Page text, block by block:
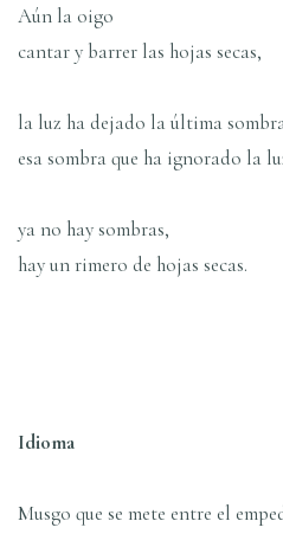
Aún la oigo
cantar y barrer las hojas secas,
la luz ha dejado la última
esa sombra que ha ignorado la
ya no hay sombras,
hay un rimero de hojas secas.
Idioma
Musgo que se mete entre el